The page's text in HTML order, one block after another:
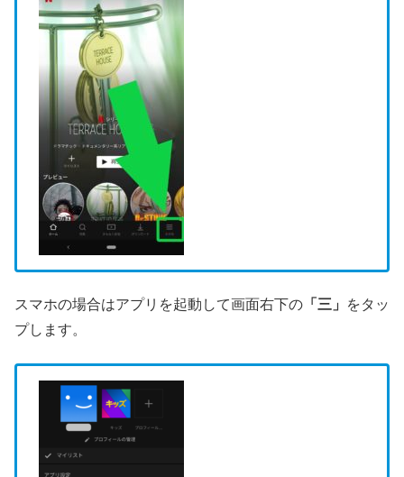
スマホの場合はアプリを起動して画面右下の 「三」
をタッ
プします。